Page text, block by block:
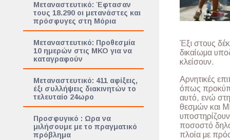
Μεταναστευτικό: Έφτασαν
τους 18.290 οι μετανάστες και
πρόσφυγες στη Μόρια
Μεταναστευτικό: Προθεσμία
10 ημερών στις ΜΚΟ για να
καταγραφούν
Μεταναστευτικό: 411 αφίξεις,
έξι συλλήψεις διακινητών το
τελευταίο 24ωρο
Προσφυγικό : Ωρα να
μιλήσουμε με το πραγματικό
πρόβλημα
Έξι στους
δικαίωμα
κλείσουν.
Αρνητικές
όπως
αυτό, ενώ
θεσμών και
ποσοστό
πλοία με